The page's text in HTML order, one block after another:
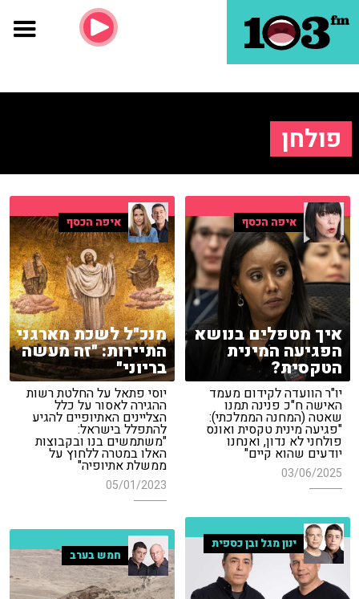
פולחן
איפה הכסף
איך מטפלים בנושא
הפגיעה המינית
הטקסית?
יו"ר הוועדה לקידום מעמד
האישה ח"כ פנינה תמנו
שאטה (המחנה הממלכתי):
"פגיעה מינית טקסית ואונס
פולחני לא נדון, ואנחנו
יודעים שהוא קיים"
03/06/2025
איפה הכסף
מנכ"ל לשכת מארגני
התיירות: "זה מעשה
בריוני"
יוסי פתאל על החלטת רשות
ההגירה לאסור על כלל
הצליינים האתיופיים להגיע
להתפלל בישראל:
"משתמשים בנו ובקבוצות
האלו במטרה ללחוץ על
ממשלת אתיופיה"
05/01/2023
ינון מגל ובן כספית
חמש בערב